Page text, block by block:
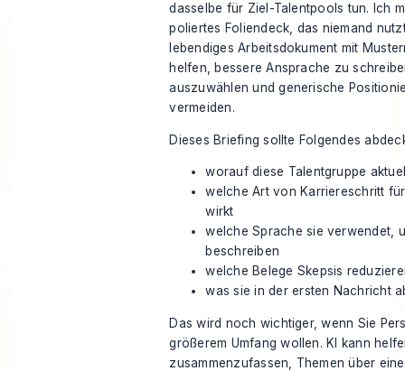
dasselbe für Ziel-Talentpools tun. Ich
poliertes Foliendeck, das niemand
lebendiges Arbeitsdokument mit
helfen, bessere Ansprache zu
auszuwählen und generische
vermeiden.
Dieses Briefing sollte Folgendes
worauf diese Talentgruppe
welche Art von Karriereschritt
wirkt
welche Sprache sie verwendet,
beschreiben
welche Belege Skepsis
was sie in der ersten Nachricht
Das wird noch wichtiger, wenn Sie
größerem Umfang wollen. KI kann
zusammenzufassen, Themen über